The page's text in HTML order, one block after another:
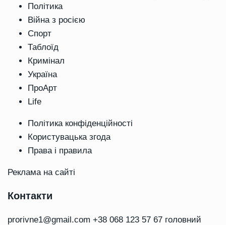
Політика
Війна з росією
Спорт
Таблоїд
Кримінал
Україна
ПроАрт
Life
Політика конфіденційності
Користувацька згода
Права і правила
Реклама на сайті
Контакти
prorivne1@gmail.com +38 068 123 57 67 головний